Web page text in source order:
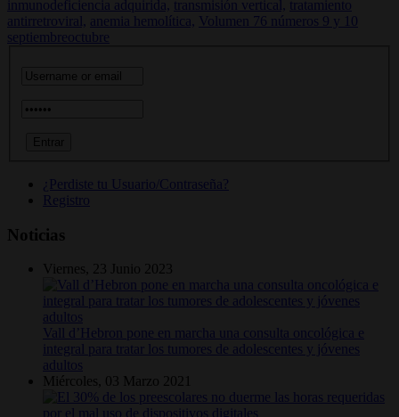
inmunodeficiencia adquirida, transmisión vertical,
tratamiento
antirretroviral,
anemia hemolítica,
Volumen 76 números 9 y 10
septiembreoctubre
¿Perdiste tu Usuario/Contraseña?
Registro
Noticias
Viernes, 23 Junio 2023
Vall d’Hebron pone en marcha una consulta oncológica e
integral para tratar los tumores de adolescentes y jóvenes
adultos
Miércoles, 03 Marzo 2021